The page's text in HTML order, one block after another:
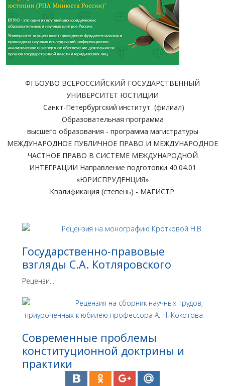
ФГБОУВО ВСЕРОССИЙСКИЙ ГОСУДАРСТВЕННЫЙ
УНИВЕРСИТЕТ ЮСТИЦИИ
Санкт-Петербургский институт (филиал)
Образовательная программа
высшего образования - программа магистратуры
МЕЖДУНАРОДНОЕ ПУБЛИЧНОЕ ПРАВО И МЕЖДУНАРОДНОЕ
ЧАСТНОЕ ПРАВО В СИСТЕМЕ МЕЖДУНАРОДНОЙ
ИНТЕГРАЦИИ Направление подготовки 40.04.01
«ЮРИСПРУДЕНЦИЯ»
Квалификация (степень) - МАГИСТР.
Государственно-правовые
взгляды С.А. Котляровского
Рецензи...
Современные проблемы
конституционной доктрины и
практики